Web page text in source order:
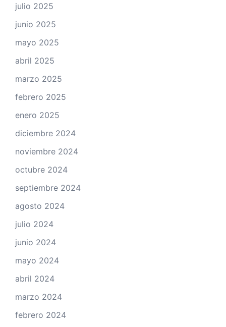
julio 2025
junio 2025
mayo 2025
abril 2025
marzo 2025
febrero 2025
enero 2025
diciembre 2024
noviembre 2024
octubre 2024
septiembre 2024
agosto 2024
julio 2024
junio 2024
mayo 2024
abril 2024
marzo 2024
febrero 2024